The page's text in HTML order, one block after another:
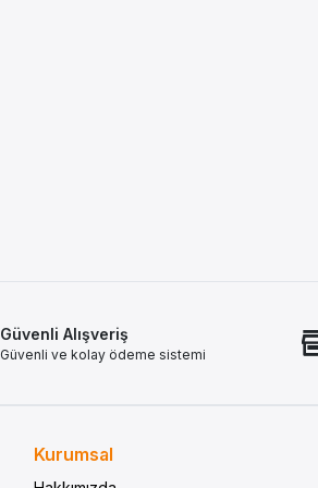
Güvenli Alışveriş
Güvenli ve kolay ödeme sistemi
Kurumsal